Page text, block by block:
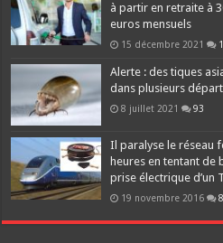
à partir en retraite à
euros mensuels
15 décembre 2021
Alerte : des tiques
dans plusieurs
8 juillet 2021 93
Il paralyse le réseau
heures en tentant de
prise électrique d’un
19 novembre 2016